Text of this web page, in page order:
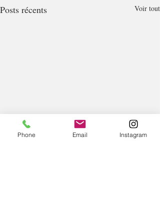
Posts récents Voir tout
Phone Email Instagram